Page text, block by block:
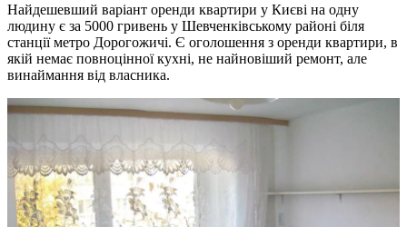
Найдешевший варіант оренди квартири у Києві на одну
людину є за 5000 гривень у Шевченківському районі біля
станції метро Дорогожичі. Є оголошення з оренди квартири, в
якій немає повноцінної кухні, не найновіший ремонт, але
винаймання від власника.